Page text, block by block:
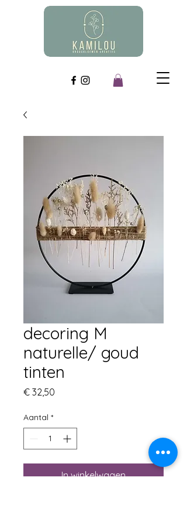
decoring M
naturelle/ goud
tinten
€ 32,50
Aantal *
In winkelwagen